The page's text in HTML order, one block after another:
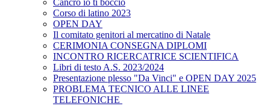
Cancro io ti boccio
Corso di latino 2023
OPEN DAY
Il comitato genitori al mercatino di Natale
CERIMONIA CONSEGNA DIPLOMI
INCONTRO RICERCATRICE SCIENTIFICA
Libri di testo A.S. 2023/2024
Presentazione plesso "Da Vinci" e OPEN DAY 2025
PROBLEMA TECNICO ALLE LINEE
TELEFONICHE